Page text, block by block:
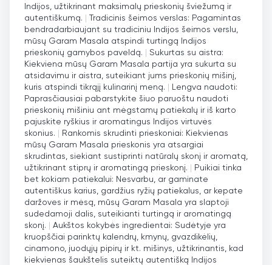
Indijos, užtikrinant maksimalų prieskonių šviežumą ir
autentiškumą. | Tradicinis šeimos verslas: Pagamintas
bendradarbiaujant su tradiciniu Indijos šeimos verslu,
mūsų Garam Masala atspindi turtingą Indijos
prieskonių gamybos paveldą. | Sukurtas su aistra:
Kiekviena mūsų Garam Masala partija yra sukurta su
atsidavimu ir aistra, suteikiant jums prieskonių mišinį,
kuris atspindi tikrąjį kulinarinį meną. | Lengva naudoti:
Paprasčiausiai pabarstykite šiuo paruoštu naudoti
prieskonių mišiniu ant mėgstamų patiekalų ir iš karto
pajuskite ryškius ir aromatingus Indijos virtuvės
skonius. | Rankomis skrudinti prieskoniai: Kiekvienas
mūsų Garam Masala prieskonis yra atsargiai
skrudintas, siekiant sustiprinti natūralų skonį ir aromatą,
užtikrinant stiprų ir aromatingą prieskonį. | Puikiai tinka
bet kokiam patiekalui: Nesvarbu, ar gaminate
autentiškus karius, gardžius ryžių patiekalus, ar kepate
daržoves ir mėsą, mūsų Garam Masala yra slaptoji
sudedamoji dalis, suteikianti turtingą ir aromatingą
skonį. | Aukštos kokybės ingredientai: Sudėtyje yra
kruopščiai parinktų kalendrų, kmynų, gvazdikėlių,
cinamono, juodųjų pipirų ir kt. mišinys, užtikrinantis, kad
kiekvienas šaukštelis suteiktų autentišką Indijos